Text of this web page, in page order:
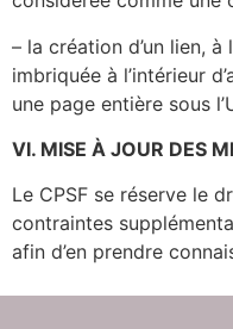
– la création d’un lien,
imbriquée à l’intérieur
une page entière sous
VI. MISE À JOUR DES
Le CPSF se réserve le
contraintes
afin d’en prendre